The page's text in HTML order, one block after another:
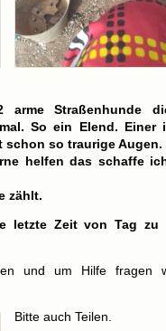
arme Straßenhunde
So ein Elend.
schon so traurige Augen.
helfen das schaffe
zählt.
letzte Zeit von Tag zu
und um Hilfe fragen
Bitte auch Teilen.